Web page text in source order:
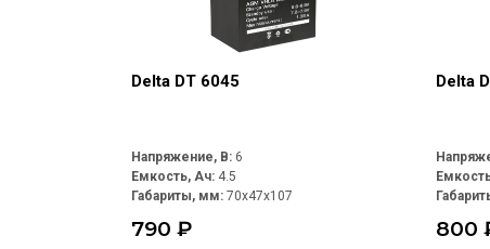
Delta DT 6045
Напряжение, В: 6
Емкость, Ач: 4.5
Габариты, мм: 70x47x107
790 ₽
Delta
800